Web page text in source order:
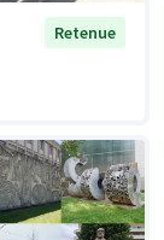
Retenue